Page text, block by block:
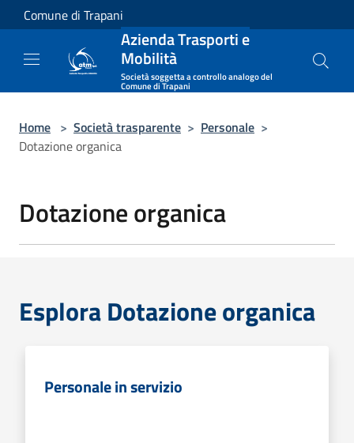
Salta al contenuto principale
Comune di Trapani
Azienda Trasporti e
Mobilità
Società soggetta a controllo analogo del
Comune di Trapani
Home > Società trasparente > Personale >
Dotazione organica
Dotazione organica
Esplora Dotazione organica
Personale in servizio